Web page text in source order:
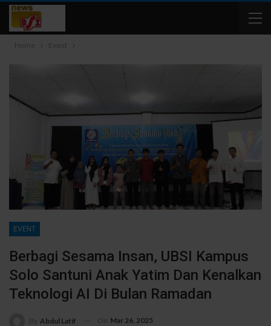
Home Event
EVENT
Berbagi Sesama Insan, UBSI Kampus
Solo Santuni Anak Yatim Dan Kenalkan
Teknologi AI Di Bulan Ramadan
By Abdul Latif On Mar 26, 2025